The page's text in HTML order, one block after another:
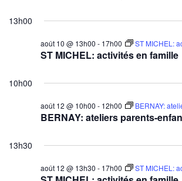
13h00
ST MICHEL: activités en famille
août 10 @ 13h00 - 17h00 ST MICHEL:
10h00
BERNAY: ateliers parents-
août 12 @ 10h00 - 12h00 BERNAY:
13h30
août 12 @ 13h30 - 17h00 ST MICHEL: